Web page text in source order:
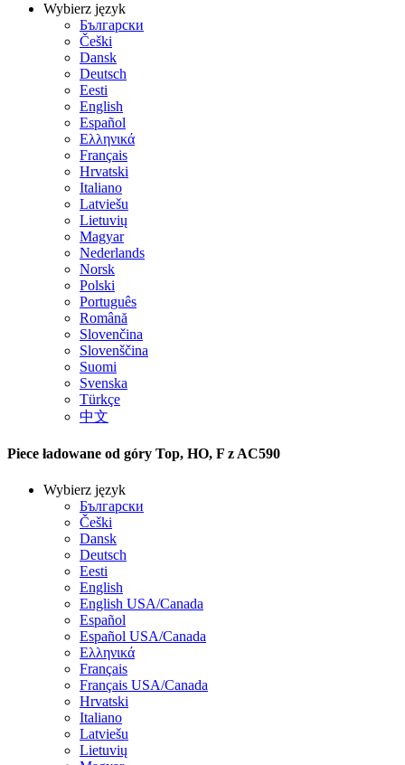
Wybierz język
Български
Češki
Dansk
Deutsch
Eesti
English
Español
Ελληνικά
Français
Hrvatski
Italiano
Latviešu
Lietuvių
Magyar
Nederlands
Norsk
Polski
Português
Română
Slovenčina
Slovenščina
Suomi
Svenska
Türkçe
中文
Piece ładowane od góry Top, HO, F z AC590
Wybierz język
Български
Češki
Dansk
Deutsch
Eesti
English
English USA/Canada
Español
Español USA/Canada
Ελληνικά
Français
Français USA/Canada
Hrvatski
Italiano
Latviešu
Lietuvių